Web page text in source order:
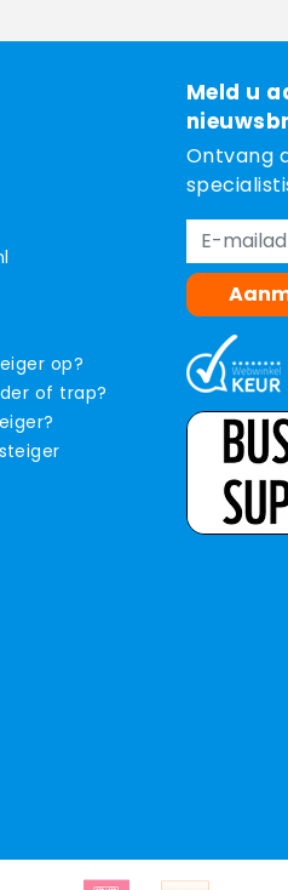
op?
of trap?
Meld u
Ontvang